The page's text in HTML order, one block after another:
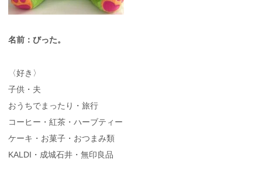
名前：びった。
〈好き〉
子供・夫
おうちでまったり・旅行
コーヒー・紅茶・ハーブティー
ケーキ・お菓子・おつまみ類
KALDI・成城石井・無印良品